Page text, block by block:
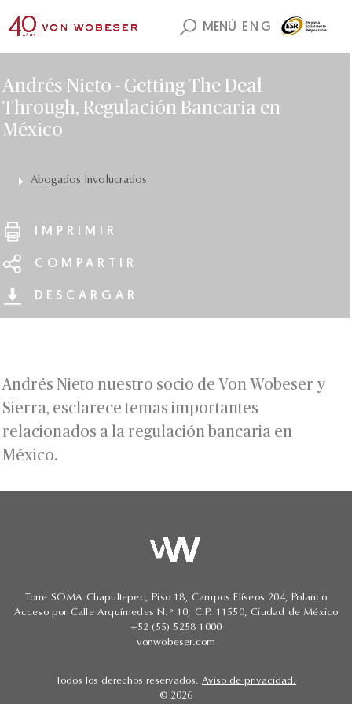
MENÚ ENG
Andrés Nieto - Getting The Deal
Through, Regulación Bancaria en
México
Abogados Involucrados
IMPRIMIR
COMPARTIR
DESCARGAR
Andrés Nieto nuestro socio de Von Wobeser y
Sierra, esclarece temas importantes
relacionados a la regulación bancaria en
México.
Torre SOMA Chapultepec, Piso 18, Campos Elíseos 204, Polanco
Acceso por Calle Arquímedes N.° 10, C.P. 11550, Ciudad de México
+52 (55) 5258 1000
vonwobeser.com
Todos los derechos reservados. Aviso de privacidad.
© 2026